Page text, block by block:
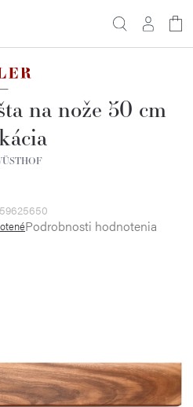
na nože 50 cm
Podrobnosti hodnotenia